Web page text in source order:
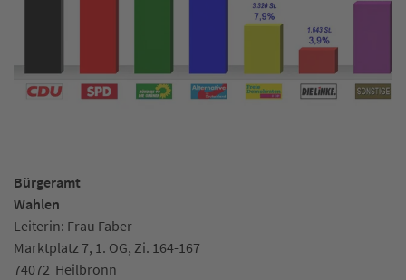
Bürgeramt
Wahlen
Leiterin: Frau Faber
Marktplatz 7, 1. OG, Zi. 164-167
74072 Heilbronn